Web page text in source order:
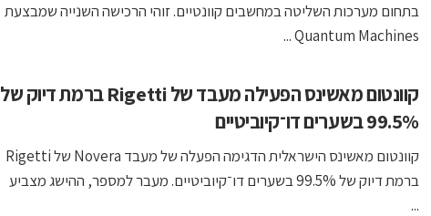
בתחום מערכות השליטה במחשבים קוונטיים. זוהי הרכישה השנייה שמבצעת
Quantum Machines ...
קוונטום מאשינס הפעילה מעבד של Rigetti ברמת דיוק של
99.5% בשערים דו־קיוביטיים
קוונטום מאשינס הישראלית הדגימה הפעלה של מעבד Novera של Rigetti
ברמת דיוק של 99.5% בשערים דו־קיוביטיים. מעבר למספר, ההישג מצביע
...